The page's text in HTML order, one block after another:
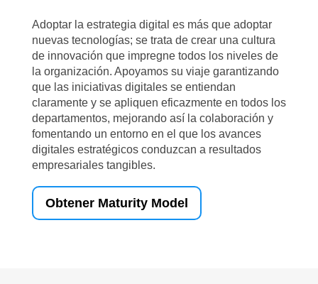
Adoptar la estrategia digital es más que adoptar
nuevas tecnologías; se trata de crear una cultura
de innovación que impregne todos los niveles de
la organización. Apoyamos su viaje garantizando
que las iniciativas digitales se entiendan
claramente y se apliquen eficazmente en todos los
departamentos, mejorando así la colaboración y
fomentando un entorno en el que los avances
digitales estratégicos conduzcan a resultados
empresariales tangibles.
Obtener Maturity Model